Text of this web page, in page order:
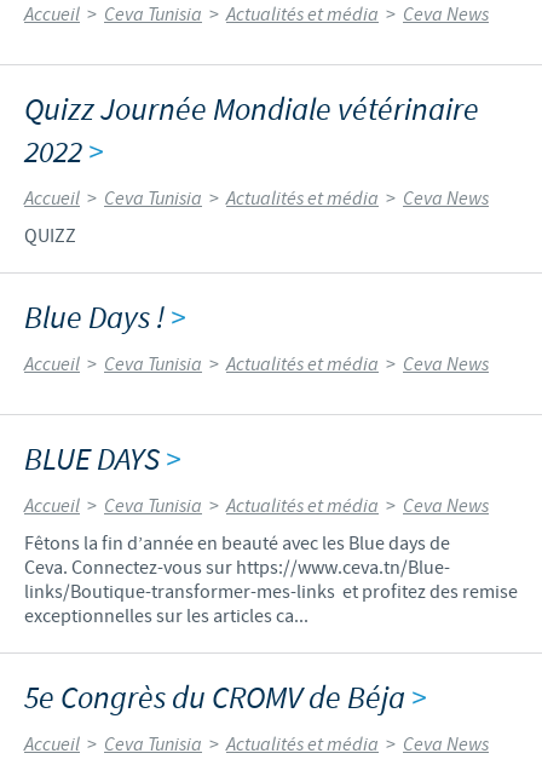
Accueil > Ceva Tunisia > Actualités et média > Ceva News
Quizz Journée Mondiale vétérinaire
2022>
Accueil > Ceva Tunisia > Actualités et média > Ceva News
QUIZZ
Blue Days !>
Accueil > Ceva Tunisia > Actualités et média > Ceva News
BLUE DAYS>
Accueil > Ceva Tunisia > Actualités et média > Ceva News
Fêtons la fin d’année en beauté avec les Blue days de
Ceva. Connectez-vous sur https://www.ceva.tn/Blue-
links/Boutique-transformer-mes-links et profitez des remise
exceptionnelles sur les articles ca...
5e Congrès du CROMV de Béja >
Accueil > Ceva Tunisia > Actualités et média > Ceva News